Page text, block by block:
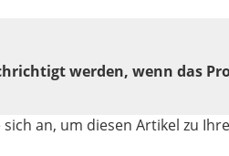
werden, wenn das
sich an, um diesen Artikel zu